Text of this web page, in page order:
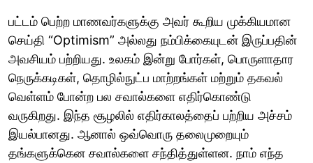
பட்டம் பெற்ற மாணவர்களுக்கு அவர் கூறிய முக்கியமான
செய்தி “Optimism” அல்லது நம்பிக்கையுடன் இருப்பதின்
அவசியம் பற்றியது. உலகம் இன்று போர்கள், பொருளாதார
நெருக்கடிகள், தொழில்நுட்ப மாற்றங்கள் மற்றும் தகவல்
வெள்ளம் போன்ற பல சவால்களை எதிர்கொண்டு
வருகிறது. இந்த சூழலில் எதிர்காலத்தைப் பற்றிய அச்சம்
இயல்பானது. ஆனால் ஒவ்வொரு தலைமுறையும்
தங்களுக்கென சவால்களை சந்தித்துள்ளன. நாம் எந்த